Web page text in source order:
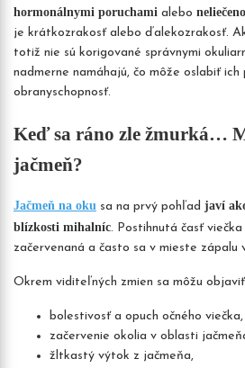
hormonálnymi poruchami alebo
je krátkozrakosť alebo ďalekozrakosť.
totiž nie sú korigované správnymi
nadmerne namáhajú, čo môže oslabiť ich
obranyschopnosť.
Keď sa ráno zle žmurká…
jačmeň?
Jačmeň na oku sa na prvý pohľad javí
blízkosti mihalníc. Postihnutá časť
začervenaná a často sa v mieste zápalu
Okrem viditeľných zmien sa môžu
bolestivosť a opuch očného viečka,
začervenie okolia v oblasti
žltkastý výtok z jačmeňa,